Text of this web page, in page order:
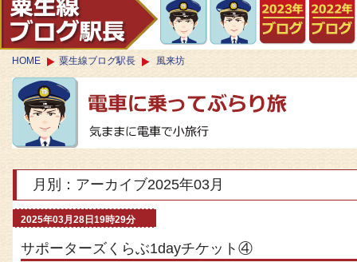
HOME 粟生線ブログ駅長 風来坊
月別：アーカイブ2025年03月
2025年03月28日19時29分
サポーターズくらぶ1dayチケット④